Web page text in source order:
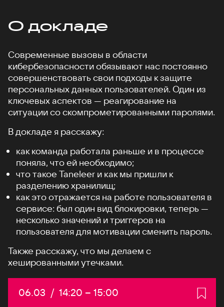
О докладе
Современные вызовы в области
кибербезопасности обязывают нас постоянно
совершенствовать свои подходы к защите
персональных данных пользователей. Один из
ключевых аспектов — реагирование на
ситуации со скомпрометированными паролями.
В докладе я расскажу:
как команда работала раньше и в процессе
поняла, что ей необходимо;
что такое Taneleer и как мы пришли к
разделению хранилищ;
как это отражается на работе пользователя в
сервисе: был один вид блокировки, теперь —
несколько значений и триггеров на
пользователя для мотивации сменить пароль.
Также расскажу, что мы делаем с
хешированными утечками.
Дата:
06.03 / Начало:
14:20 – Конец:
15:00